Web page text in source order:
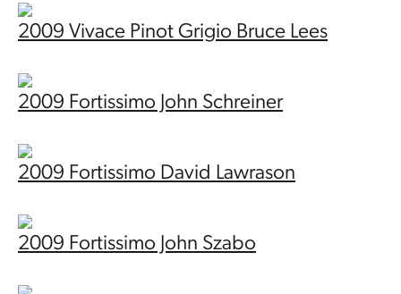
2009 Vivace Pinot Grigio Bruce Lees
2009 Fortissimo John Schreiner
2009 Fortissimo David Lawrason
2009 Fortissimo John Szabo